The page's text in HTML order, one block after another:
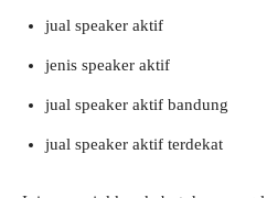
jual speaker aktif
jenis speaker aktif
jual speaker aktif bandung
jual speaker aktif terdekat